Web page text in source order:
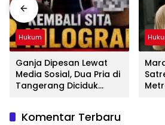
Hukum
Ganja Dipesan Lewat
Media Sosial, Dua Pria di
Tangerang Diciduk
Komentar Terbaru